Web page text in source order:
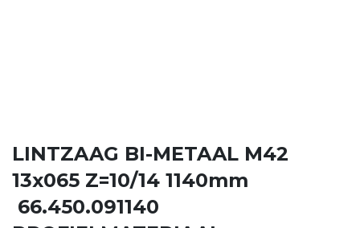
LINTZAAG BI-METAAL M42
13x065 Z=10/14 1140mm
66.450.091140